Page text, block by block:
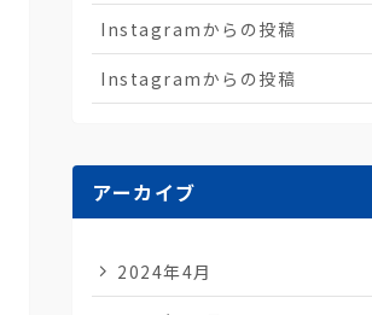
Instagramからの投稿
Instagramからの投稿
アーカイブ
2024年4月